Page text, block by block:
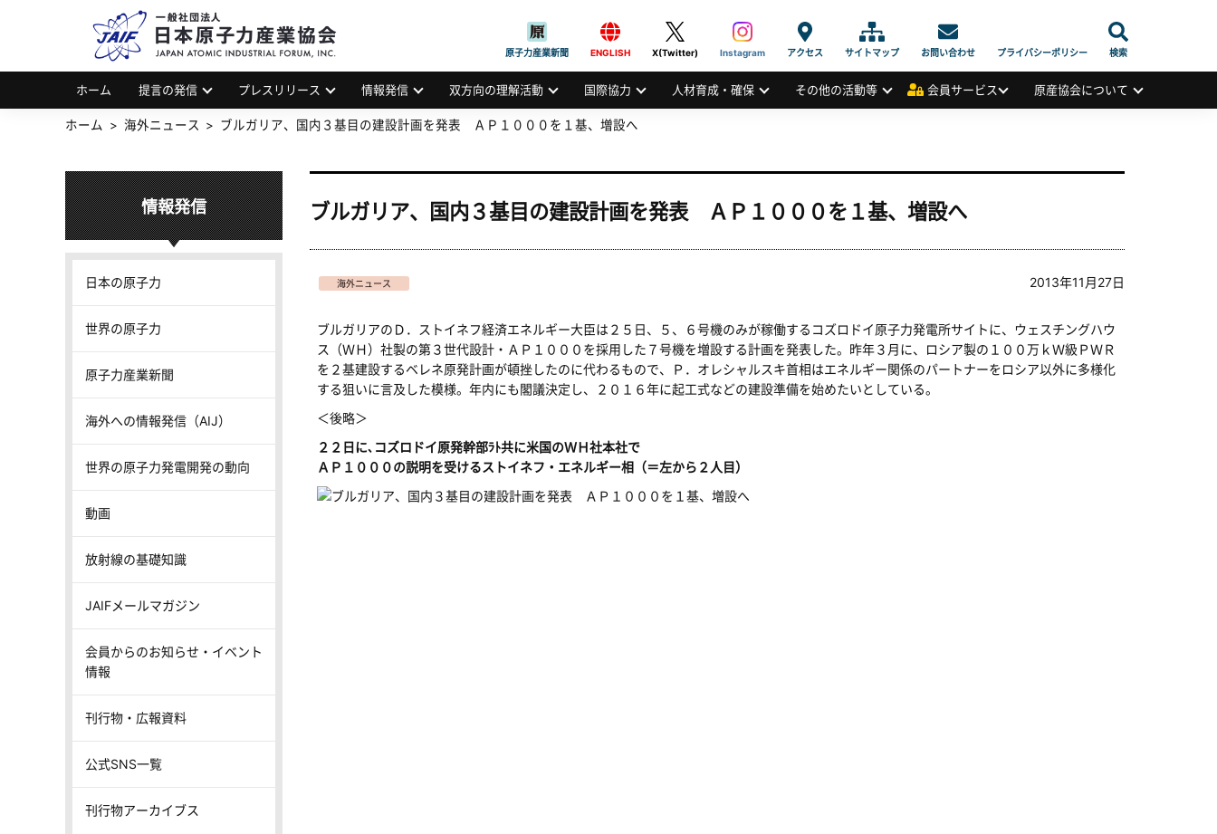
JAPAN ATOMIC INDUSTRIAL FORUM, INC.
原子力産業新聞 ENGLISH X(Twitter) Instagram アクセス サイトマップ お問い合わせ プライバシーポリシー 検索
ホーム 提言の発信 プレスリリース 情報発信 双方向の理解活動 国際協力 人材育成・確保 その他の活動等 会員サービス 原産協会について
ホーム 海外ニュース ブルガリア、国内３基目の建設計画を発表 ＡＰ１０００を１基、増設へ
ブルガリア、国内３基目の建設計画を発表 ＡＰ１０００を１基、増設へ
海外ニュース 2013年11月27日
ブルガリアのＤ．ストイネフ経済エネルギー大臣は２５日、５、６号機のみが稼働するコズロドイ原子力発電所サイトに、ウェスチングハウ
ス（ＷＨ）社製の第３世代設計・ＡＰ１０００を採用した７号機を増設する計画を発表した。昨年３月に、ロシア製の１００万ｋＷ級ＰＷＲ
を２基建設するベレネ原発計画が頓挫したのに代わるもので、Ｐ．オレシャルスキ首相はエネルギー関係のパートナーをロシア以外に多様化
する狙いに言及した模様。年内にも閣議決定し、２０１６年に起工式などの建設準備を始めたいとしている。
＜後略＞
２２日に､コズロドイ原発幹部ﾗﾄ共に米国のＷＨ社本社で
ＡＰ１０００の説明を受けるストイネフ・エネルギー相（＝左から２人目）
情報発信
日本の原子力
世界の原子力
原子力産業新聞
海外への情報発信（AIJ）
世界の原子力発電開発の動向
動画
放射線の基礎知識
JAIFメールマガジン
会員からのお知らせ・イベント
情報
刊行物・広報資料
公式SNS一覧
刊行物アーカイブス